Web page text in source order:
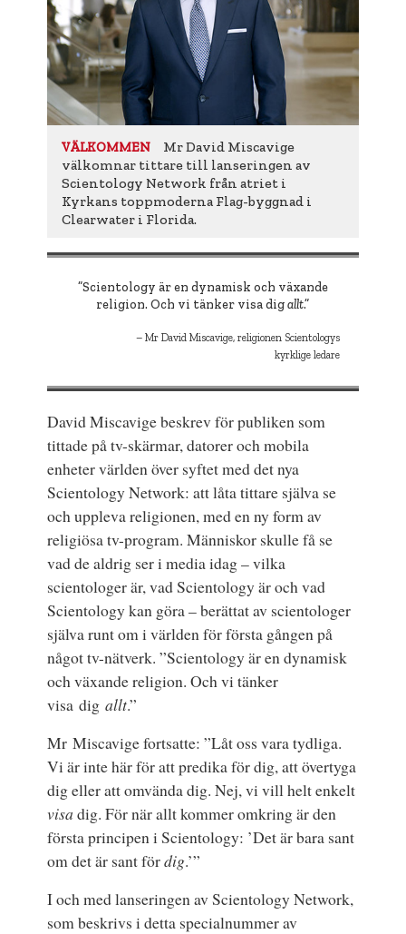
VÄLKOMMEN
Mr David Miscavige
välkomnar tittare till lanseringen av
Scientology Network från atriet i
Kyrkans toppmoderna Flag-byggnad i
Clearwater i Florida.
”Scientology är en dynamisk och växande
religion. Och vi tänker visa digallt.”
Mr David Miscavige, religionen Scientologys
kyrklige ledare
David Miscavige beskrev för publiken som
tittade på tv-skärmar, datorer och mobila
enheter världen över syftet med det nya
Scientology Network: att låta tittare själva se
och uppleva religionen, med en ny form av
religiösa tv-program. Människor skulle få se
vad de aldrig ser i media idag – vilka
scientologer är, vad Scientology är och vad
Scientology kan göra – berättat av scientologer
själva runt om i världen för första gången på
något tv-nätverk. ”Scientology är en dynamisk
och växande religion. Och vi tänker
visa digallt.”
Mr Miscavige fortsatte: ”Låt oss vara tydliga.
Vi är inte här för att predika för dig, att övertyga
dig eller att omvända dig. Nej, vi vill helt enkelt
visa dig. För när allt kommer omkring är den
första principen i Scientology: ’Det är bara sant
om det är sant fördig.’”
I och med lanseringen av Scientology Network,
som beskrivs i detta specialnummer av